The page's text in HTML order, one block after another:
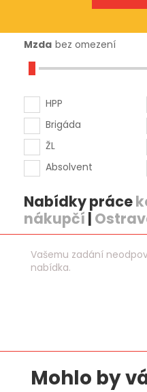
Mzda bez omezení
HPP
Brigáda
ŽL
Absolvent
Nabídky práce
nákupčí |
Vašemu zadání
nabídka.
Mohlo by